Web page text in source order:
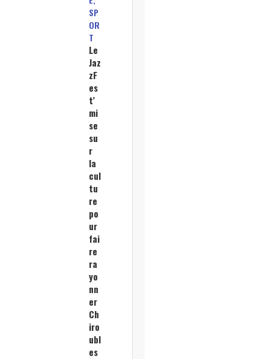
SP
OR
T
Le
Jaz
zF
es
t’
mi
se
su
r
la
cul
tu
re
po
ur
fai
re
ra
yo
nn
er
Ch
iro
ubl
es